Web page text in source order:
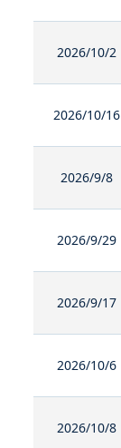
2026/10/2
2026/10/16
2026/9/8
2026/9/29
2026/9/17
2026/10/6
2026/10/8